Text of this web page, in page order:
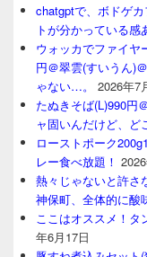
chatgptで、ボドゲ
トが分かっている感
ウォッカでファイヤ
円＠翠雲(すいうん)
ゃない…。
2026年7
たぬきそば(L)990円
ャ固いんだけど、ど
ローストポーク
レー食べ放題！
熱々じゃないと許さ
神保町、全体的に酸
ここはオススメ！タ
年6月17日